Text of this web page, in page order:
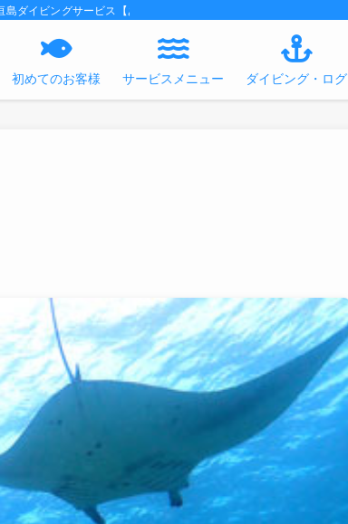
ダイビングサービス【あくあの時間】におまかせください！
初めてのお客様 サービスメニュー ダイビング・ログ